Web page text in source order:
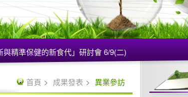
與精準保健的新食代」研討會 6/9(二)
首頁 成果發表 異業參訪